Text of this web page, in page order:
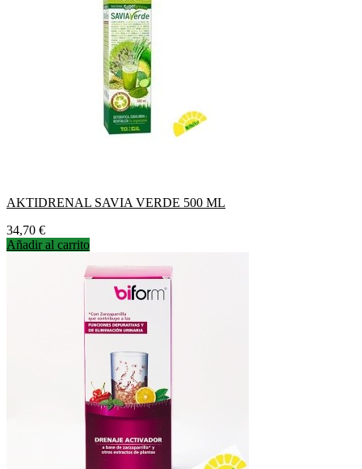
AKTIDRENAL SAVIA VERDE 500 ML
Precio
34,70 €
Añadir al carrito